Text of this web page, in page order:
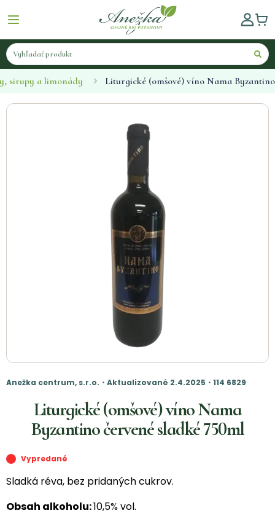
sirupy a limonády Liturgické (omšové) víno Nama
Anežka centrum, s.r.o.・Aktualizované 2.4.2025・114 6829
Liturgické (omšové) víno Nama
Byzantino červené sladké 750ml
Vypredané
Sladká réva, bez pridaných cukrov.
Obsah alkoholu:10,5% vol.